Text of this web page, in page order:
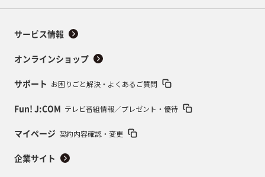
サービス情報
オンラインショップ
サポート お困りごと解決・よくあるご質問
Fun! J:COM テレビ番組情報／プレゼント・優待
マイページ 契約内容確認・変更
企業サイト